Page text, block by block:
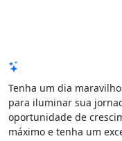
Tenha um dia
para iluminar sua
oportunidade de
máximo e tenha um